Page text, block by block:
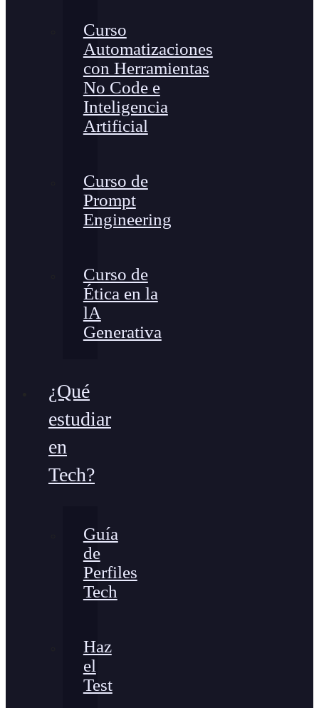
Curso
Automatizaciones
con Herramientas
No Code e
Inteligencia
Artificial
Curso de
Prompt
Engineering
Curso de
Ética en la
lA
Generativa
¿Qué
estudiar
en
Tech?
Guía
de
Perfiles
Tech
Haz
el
Test